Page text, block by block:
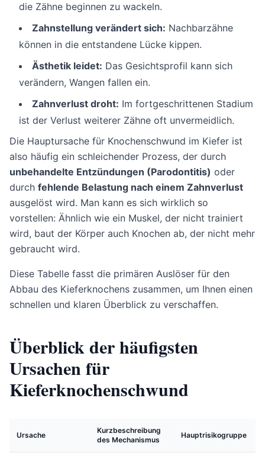
die Zähne beginnen zu wackeln.
Zahnstellung verändert sich: Nachbarzähne
können in die entstandene Lücke kippen.
Ästhetik leidet: Das Gesichtsprofil kann sich
verändern, Wangen fallen ein.
Zahnverlust droht: Im fortgeschrittenen Stadium
ist der Verlust weiterer Zähne oft unvermeidlich.
Die Hauptursache für Knochenschwund im Kiefer ist
also häufig ein schleichender Prozess, der durch
unbehandelte Entzündungen (Parodontitis) oder
durch fehlende Belastung nach einem Zahnverlust
ausgelöst wird. Man kann es sich wirklich so
vorstellen: Ähnlich wie ein Muskel, der nicht trainiert
wird, baut der Körper auch Knochen ab, der nicht mehr
gebraucht wird.
Diese Tabelle fasst die primären Auslöser für den
Abbau des Kieferknochens zusammen, um Ihnen einen
schnellen und klaren Überblick zu verschaffen.
Überblick der häufigsten
Ursachen für
Kieferknochenschwund
Ursache
Kurzbeschreibung
des Mechanismus
Hauptrisikogruppe